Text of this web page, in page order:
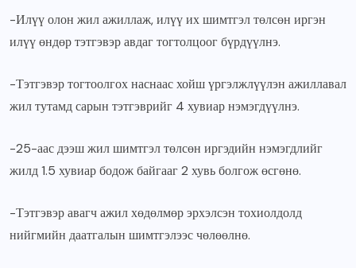
-Илүү олон жил ажиллаж, илүү их шимтгэл төлсөн иргэн
илүү өндөр тэтгэвэр авдаг тогтолцоог бүрдүүлнэ.
-Тэтгэвэр тогтоолгох наснаас хойш үргэлжлүүлэн ажиллавал
жил тутамд сарын тэтгэврийг 4 хувиар нэмэгдүүлнэ.
-25-аас дээш жил шимтгэл төлсөн иргэдийн нэмэгдлийг
жилд 1.5 хувиар бодож байгааг 2 хувь болгож өсгөнө.
-Тэтгэвэр авагч ажил хөдөлмөр эрхэлсэн тохиолдолд
нийгмийн даатгалын шимтгэлээс чөлөөлнө.